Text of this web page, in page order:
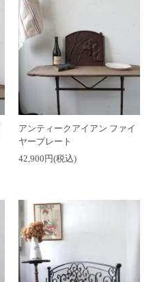
アンティークアイアン ファイ
ヤープレート
42,900円(税込)